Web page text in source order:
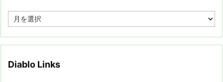
e
Diablo Links